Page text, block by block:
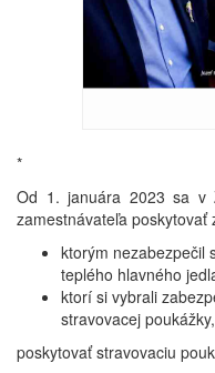
*
Od 1. januára 2023 sa v
zamestnávateľa poskytovať
ktorým nezabezpečil
teplého hlavného
ktorí si vybrali
stravovacej poukážky,
poskytovať stravovaciu